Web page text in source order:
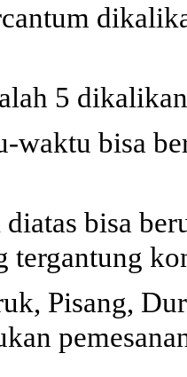
5
waktu bisa
bisa
tergantung
Pisang,